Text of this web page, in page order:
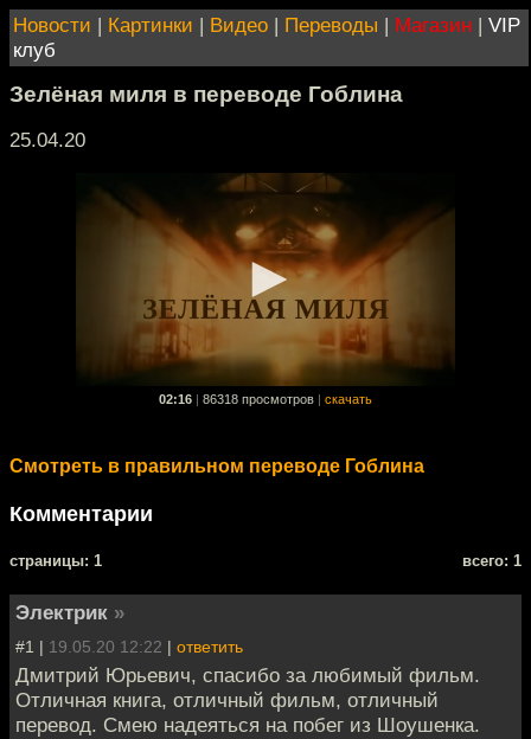
Новости | Картинки | Видео | Переводы | Магазин | VIP
клуб
Зелёная миля в переводе Гоблина
25.04.20
02:16 86318 просмотров скачать
Смотреть в правильном переводе Гоблина
Комментарии
cтраницы: 1 всего: 1
Электрик »
#1 | 19.05.20 12:22 | ответить
Дмитрий Юрьевич, спасибо за любимый фильм.
Отличная книга, отличный фильм, отличный
перевод. Смею надеяться на побег из Шоушенка.